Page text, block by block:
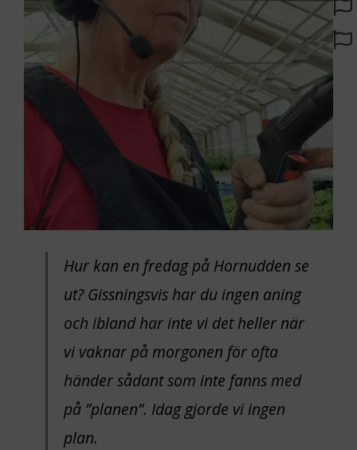
Hur kan en fredag på Hornudden se
ut? Gissningsvis har du ingen aning
och ibland har inte vi det heller när
vi vaknar på morgonen för ofta
händer sådant som inte fanns med
på ”planen”. Idag gjorde vi ingen
plan.